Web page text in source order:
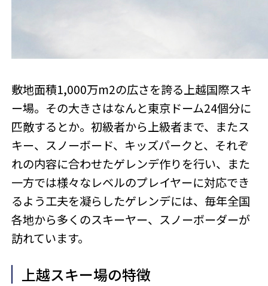
敷地面積1,000万m2の広さを誇る上越国際スキ
ー場。その大きさはなんと東京ドーム24個分に
匹敵するとか。初級者から上級者まで、またス
キー、スノーボード、キッズパークと、それぞ
れの内容に合わせたゲレンデ作りを行い、また
一方では様々なレベルのプレイヤーに対応でき
るよう工夫を凝らしたゲレンデには、毎年全国
各地から多くのスキーヤー、スノーボーダーが
訪れています。
上越スキー場の特徴